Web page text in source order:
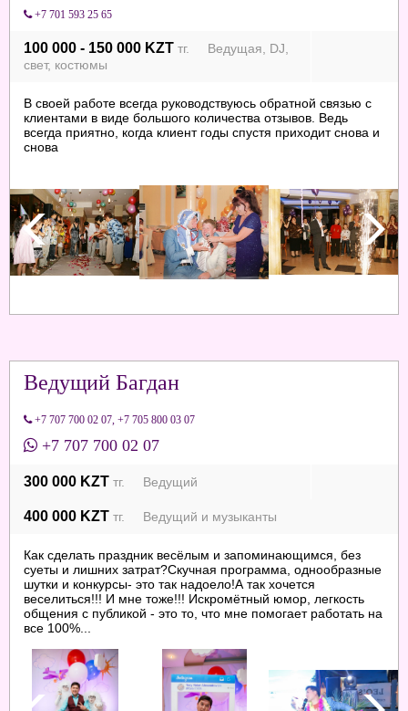
+7 701 593 25 65
100 000 - 150 000 KZT тг. Ведущая, DJ,
свет, костюмы
В своей работе всегда руководствуюсь обратной связью с
клиентами в виде большого количества отзывов. Ведь
всегда приятно, когда клиент годы спустя приходит снова и
снова
Ведущий Багдан
+7 707 700 02 07 +7 705 800 03 07
+7 707 700 02 07
300 000 KZT тг. Ведущий
400 000 KZT тг. Ведущий и музыканты
Как сделать праздник весёлым и запоминающимся, без
суеты и лишних затрат?Скучная программа, однообразные
шутки и конкурсы- это так надоело!А так хочется
веселиться!!! И мне тоже!!! Искромётный юмор, легкость
общения с публикой - это то, что мне помогает работать на
все 100%...